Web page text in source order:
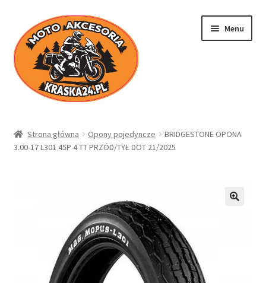
Przejdź
do
nawigacji
Przejdź
do
treści
Menu
Sklep
Polityka prywatności
Strona główna Opony pojedyncze
BRIDGESTONE OPONA
3.00-17 L301 45P 4 TT PRZÓD/TYŁ DOT 21/2025